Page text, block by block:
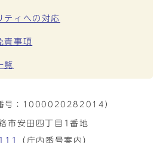
ティへの対応
責事項
覧
号： 1000020282014）
市安田四丁目1番地
（庁内番号案内）